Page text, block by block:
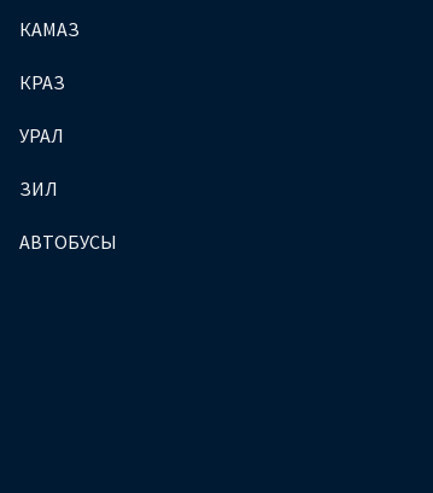
КАМАЗ
КРАЗ
УРАЛ
ЗИЛ
АВТОБУСЫ